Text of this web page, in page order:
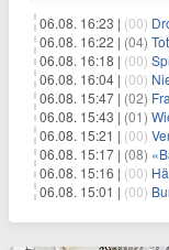
06.08. 16:23 | (00)
06.08. 16:22 | (04)
06.08. 16:18 | (00)
06.08. 16:04 | (00)
06.08. 15:47 | (02)
06.08. 15:43 | (01)
06.08. 15:21 | (00)
06.08. 15:17 | (08)
06.08. 15:16 | (00)
06.08. 15:01 | (00)